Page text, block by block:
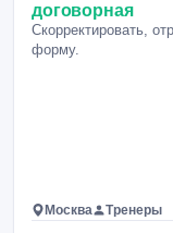
договорная
Скорректировать,
форму.
Москва Тренеры